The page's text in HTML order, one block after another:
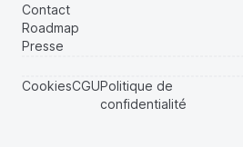
Contact
Roadmap
Presse
CookiesCGUPolitique de
confidentialité